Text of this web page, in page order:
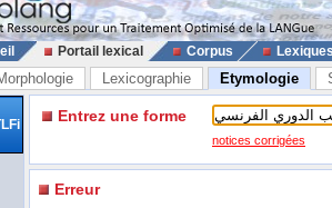
Portail lexical Corpus
Lexicographie Etymologie
Entrez une forme
notices corrigées
Erreur